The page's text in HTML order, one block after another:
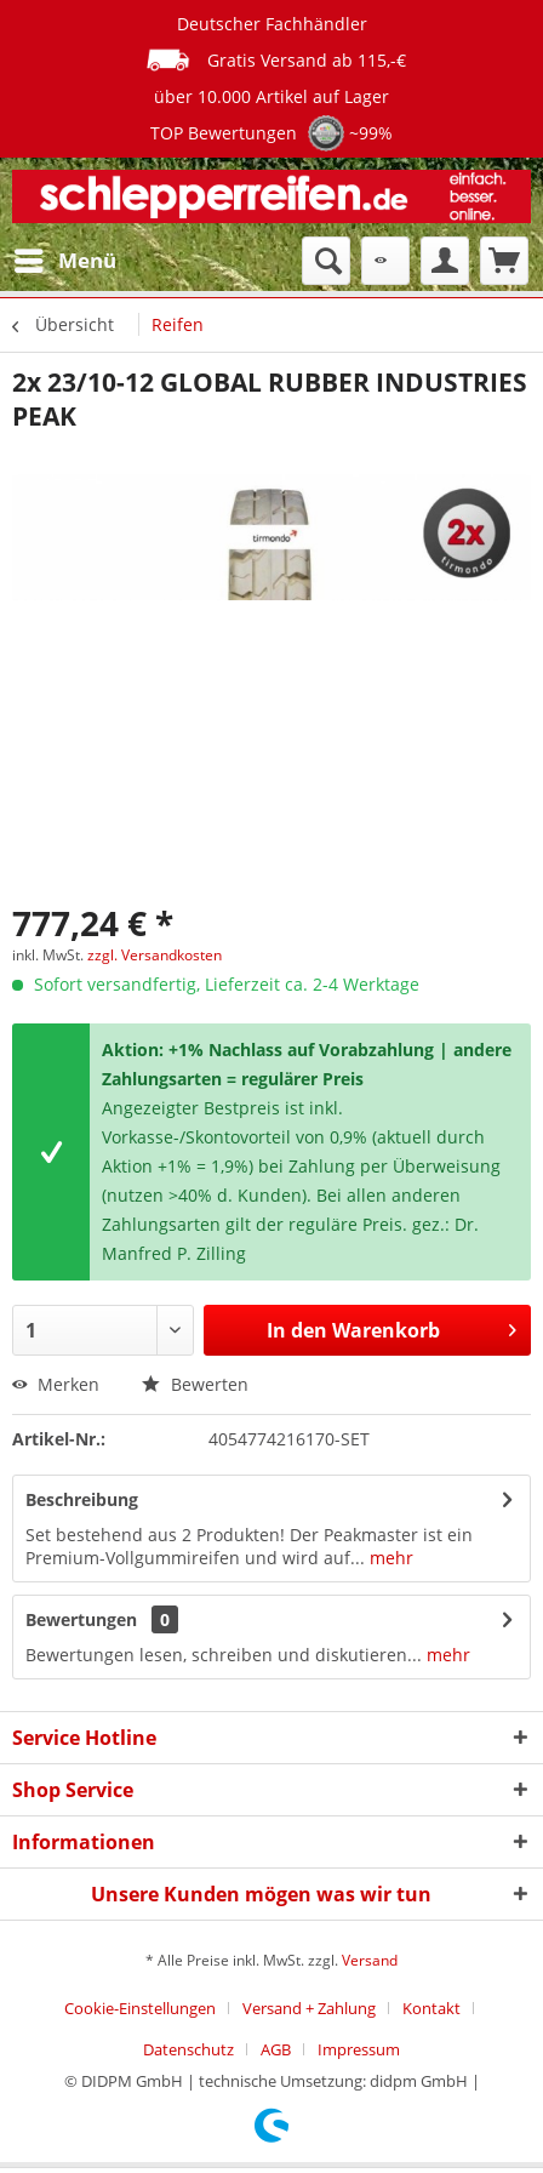
Deutscher Fachhändler
Gratis Versand ab 115,-€
über 10.000 Artikel auf Lager
TOP Bewertungen
~99%
Menü
Übersicht Reifen
2x 23/10-12 GLOBAL RUBBER INDUSTRIES
PEAK
777,24 € *
inkl. MwSt.zzgl. Versandkosten
Sofort versandfertig, Lieferzeit ca. 2-4 Werktage
Aktion: +1% Nachlass auf Vorabzahlung | andere
Zahlungsarten = regulärer Preis
Angezeigter Bestpreis ist inkl.
Vorkasse-/Skontovorteil von 0,9% (aktuell durch
Aktion +1% = 1,9%) bei Zahlung per Überweisung
(nutzen >40% d. Kunden). Bei allen anderen
Zahlungsarten gilt der reguläre Preis. gez.: Dr.
Manfred P. Zilling
In den Warenkorb
Merken Bewerten
Artikel-Nr.: 4054774216170-SET
Beschreibung
Set bestehend aus 2 Produkten! Der Peakmaster ist ein
Premium-Vollgummireifen und wird auf... mehr
Bewertungen
0
Bewertungen lesen, schreiben und diskutieren... mehr
Service Hotline
Shop Service
Informationen
Unsere Kunden mögen was wir tun
* Alle Preise inkl. MwSt. zzgl.Versand
Cookie-Einstellungen Versand + Zahlung
Kontakt
Datenschutz
AGB
Impressum
© DIDPM GmbH | technische Umsetzung: didpm GmbH |